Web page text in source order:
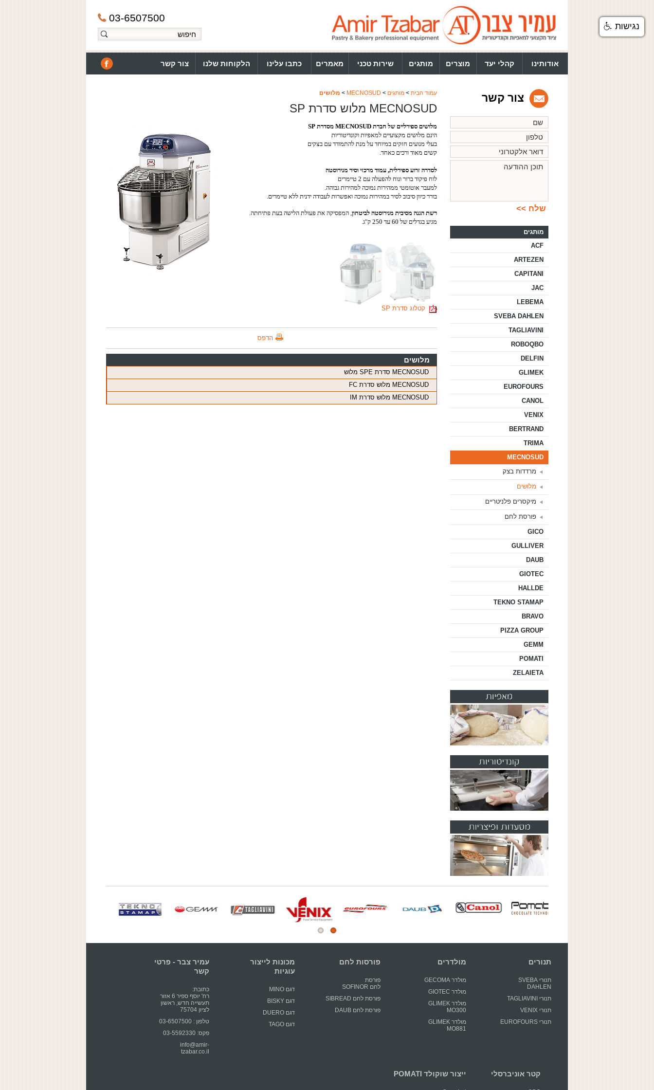
03-6507500
אודותינו קהלי יעד מוצרים מותגים שירות טכני מאמרים כתבו עלינו הלקוחות שלנו צור קשר
עמוד הבית >מותגים >
MECNOSUD
> מלושים
MECNOSUD מלוש סדרת SP
מלושים ספירליים של חברת MECNOSUD מסדרת SP
הינם מלושים מקצועיים למאפיות וקונדיטוריות
בעלי מנועים חזקים במיוחד על מנת להתמודד עם בצקים
קשים מאוד ורכים כאחד.
לסדרה זרוע ספירלית, עמוד מרכזי וסיר מנירוסטה
לוח פיקוד ברור ונוח להפעלה עם 2 טיימרים
למעבר אוטומטי ממהירות נמוכה למהירות גבוהה.
בורר כיוון סיבוב לסיר במהירות נמוכה ואפשרות לעבודה ידנית ללא טיימרים.
רשת הגנה מסיבית מנירוסטה לביטחון, המפסיקה את פעולת הלישה בעת פתיחתה.
מגיע בגדלים של 60 עד 250 ק"ג.
קטלוג סדרת SP
הדפס
מלושים
MECNOSUD סדרת SPE מלוש
MECNOSUD מלוש סדרת FC
MECNOSUD מלוש סדרת IM
צור קשר
מותגים
ACF
ARTEZEN
CAPITANI
JAC
LEBEMA
SVEBA DAHLEN
TAGLIAVINI
ROBOQBO
DELFIN
GLIMEK
EUROFOURS
CANOL
VENIX
BERTRAND
TRIMA
MECNOSUD
מרדדות בצק
מלושים
מיקסרים פלניטריים
פורסת לחם
GICO
GULLIVER
DAUB
GIOTEC
HALLDE
TEKNO STAMAP
BRAVO
PIZZA GROUP
GEMM
POMATI
ZELAIETA
תנורים
תנורי SVEBA
DAHLEN
תנורי TAGLIAVINI
תנורי VENIX
תנורי EUROFOURS
מולדרים
מולדר GECOMA
מולדר GIOTEC
מולדר GLIMEK
MO300
מולדר GLIMEK
MO881
פורסות לחם
פורסת
לחם SOFINOR
פורסת לחם SIBREAD
פורסת לחם DAUB
מכונות לייצור
עוגיות
דגם MINO
דגם BISKY
דגם DUERO
דגם TAGO
עמיר צבר - פרטי
קשר
כתובת:
רח' יוסף ספיר 6 אזור
תעשייה חדש, ראשון
לציון 75704
טלפון : 03-6507500
פקס: 03-5592330
info@amir-
tzabar.co.il
קטר אוניברסלי ייצור שוקולד POMATI
נגישות